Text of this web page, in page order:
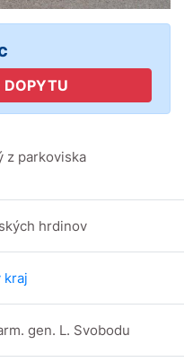
DOPYTU
z parkoviska
hrdinov
kraj
gen. L. Svobodu